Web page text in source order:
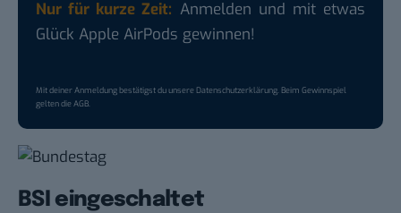
Nur für kurze Zeit: Anmelden und mit etwas
Glück Apple AirPods gewinnen!
Mit deiner Anmeldung bestätigst du unsere Datenschutzerklärung. Beim Gewinnspiel
gelten dieAGB.
BSI eingeschaltet